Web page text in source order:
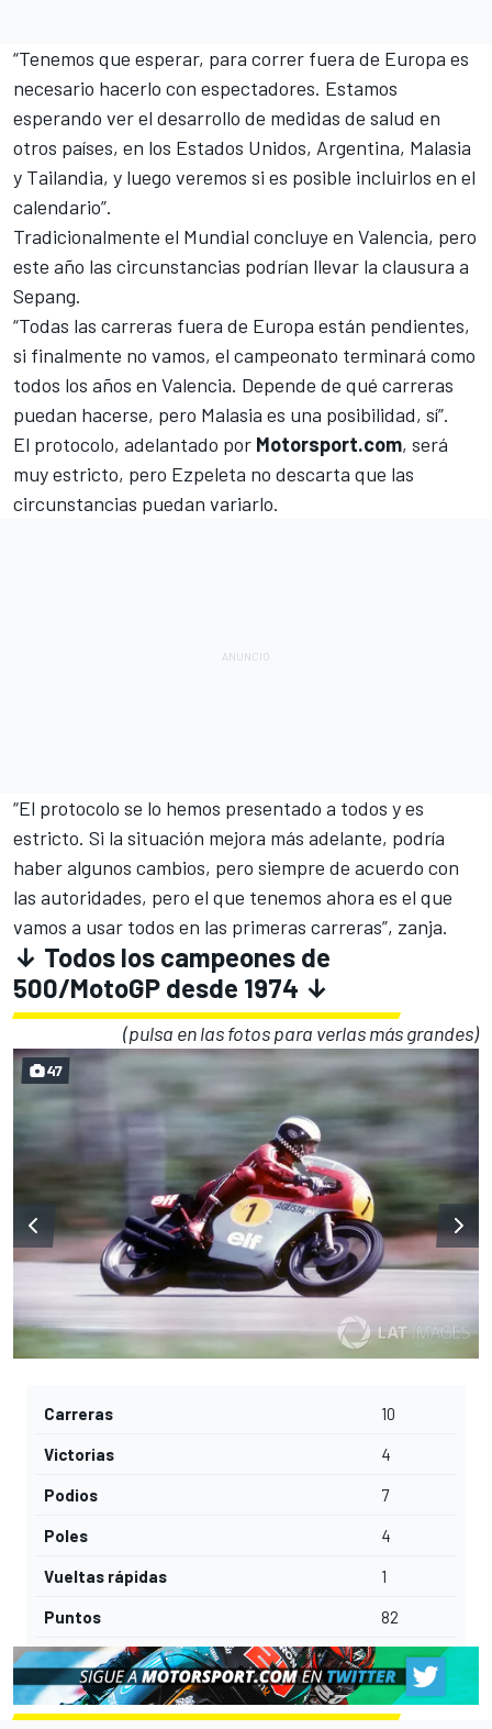
“Tenemos que esperar, para correr fuera de Europa es
necesario hacerlo con espectadores. Estamos
esperando ver el desarrollo de medidas de salud en
otros países, en los Estados Unidos, Argentina, Malasia
y Tailandia, y luego veremos si es posible incluirlos en el
calendario”.
Tradicionalmente el Mundial concluye en Valencia, pero
este año las circunstancias podrían llevar la clausura a
Sepang.
“Todas las carreras fuera de Europa están pendientes,
si finalmente no vamos, el campeonato terminará como
todos los años en Valencia. Depende de qué carreras
puedan hacerse, pero Malasia es una posibilidad, sí”.
El protocolo, adelantado por Motorsport.com, será
muy estricto, pero Ezpeleta no descarta que las
circunstancias puedan variarlo.
“El protocolo se lo hemos presentado a todos y es
estricto. Si la situación mejora más adelante, podría
haber algunos cambios, pero siempre de acuerdo con
las autoridades, pero el que tenemos ahora es el que
vamos a usar todos en las primeras carreras”, zanja.
↓ Todos los campeones de
500/MotoGP desde 1974 ↓
(pulsa en las fotos para verlas más grandes)
Carreras 10
Victorias 4
Podios 7
Poles 4
Vueltas rápidas 1
Puntos 82
47